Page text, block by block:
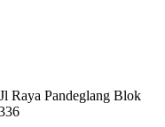
Raya Pandeglang Blok